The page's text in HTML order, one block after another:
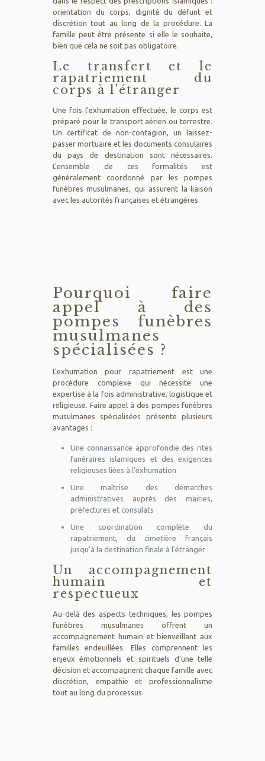
orientation du corps, dignité du défunt et
discrétion tout au long de la procédure. La
famille peut être présente si elle le souhaite,
bien que cela ne soit pas obligatoire.
Le transfert et le
rapatriement du
corps à l'étranger
Une fois l'exhumation effectuée, le corps est
préparé pour le transport aérien ou terrestre.
Un certificat de non-contagion, un laissez-
passer mortuaire et les documents consulaires
du pays de destination sont nécessaires.
L'ensemble de ces formalités est
généralement coordonné par les pompes
funèbres musulmanes, qui assurent la liaison
avec les autorités françaises et étrangères.
Pourquoi faire
appel à des
pompes funèbres
musulmanes
spécialisées ?
L'exhumation pour rapatriement est une
procédure complexe qui nécessite une
expertise à la fois administrative, logistique et
religieuse. Faire appel à des pompes funèbres
musulmanes spécialisées présente plusieurs
avantages :
Une connaissance approfondie des rites
funéraires islamiques et des exigences
religieuses liées à l'exhumation
Une maîtrise des démarches
administratives auprès des mairies,
préfectures et consulats
Une coordination complète du
rapatriement, du cimetière français
jusqu'à la destination finale à l'étranger
Un accompagnement
humain et
respectueux
Au-delà des aspects techniques, les pompes
funèbres musulmanes offrent un
accompagnement humain et bienveillant aux
familles endeuillées. Elles comprennent les
enjeux émotionnels et spirituels d'une telle
décision et accompagnent chaque famille avec
discrétion, empathie et professionnalisme
tout au long du processus.